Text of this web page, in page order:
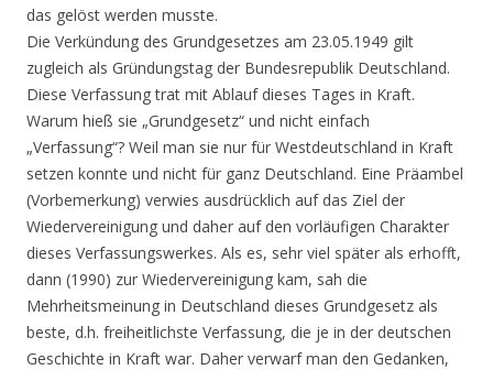
das gelöst werden musste.
Die Verkündung des Grundgesetzes am 23.05.1949 gilt
zugleich als Gründungstag der Bundesrepublik Deutschland.
Diese Verfassung trat mit Ablauf dieses Tages in Kraft.
Warum hieß sie „Grundgesetz“ und nicht einfach
„Verfassung“? Weil man sie nur für Westdeutschland in Kraft
setzen konnte und nicht für ganz Deutschland. Eine Präambel
(Vorbemerkung) verwies ausdrücklich auf das Ziel der
Wiedervereinigung und daher auf den vorläufigen Charakter
dieses Verfassungswerkes. Als es, sehr viel später als erhofft,
dann (1990) zur Wiedervereinigung kam, sah die
Mehrheitsmeinung in Deutschland dieses Grundgesetz als
beste, d.h. freiheitlichste Verfassung, die je in der deutschen
Geschichte in Kraft war. Daher verwarf man den Gedanken,